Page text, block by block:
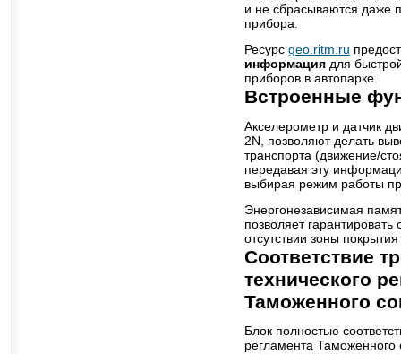
и не сбрасываются даже
прибора.
Ресурс geo.ritm.ru
информация для
приборов в автопарке.
Встроенные
Акселерометр и датчик
2N, позволяют делать
транспорта (движение/
передавая эту
выбирая режим работы
Энергонезависимая
позволяет
отсутствии зоны
Соответствие
технического
Таможенного
Блок полностью
регламента